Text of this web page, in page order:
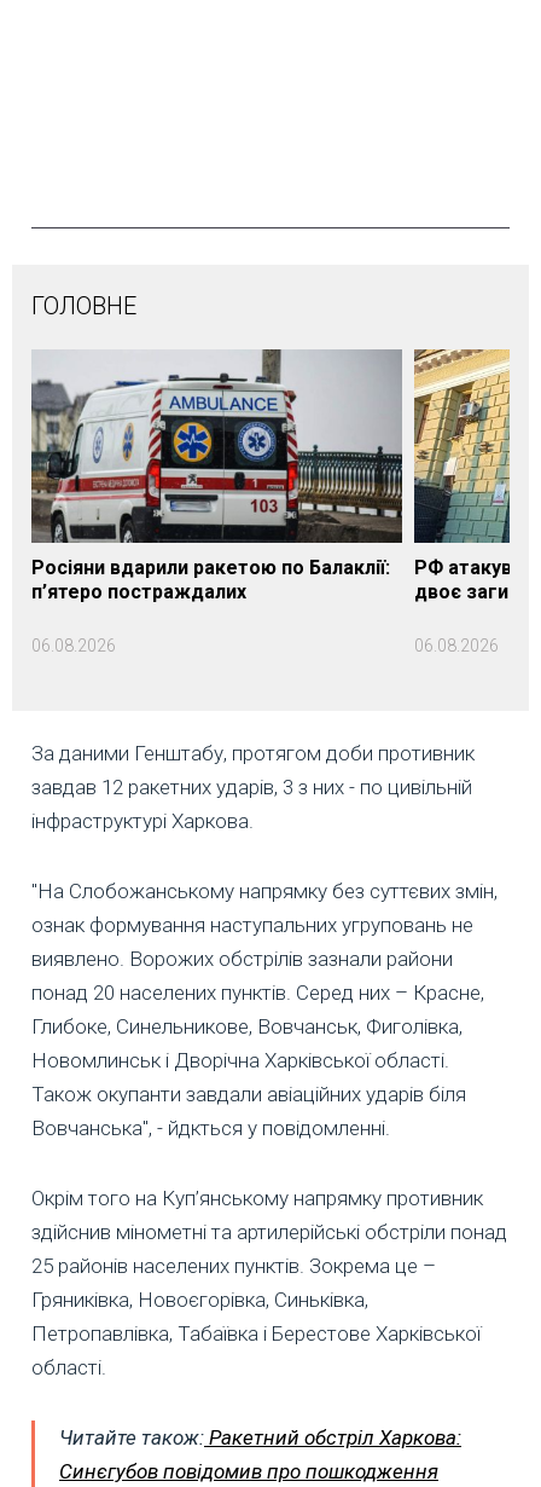
ГОЛОВНЕ
Росіяни вдарили ракетою по Балаклії:
п’ятеро постраждалих
06.08.2026
РФ
двоє
06.08.2026
За даними Генштабу, протягом доби противник
завдав 12 ракетних ударів, 3 з них - по цивільній
інфраструктурі Харкова.
"На Слобожанському напрямку без суттєвих змін,
ознак формування наступальних угруповань не
виявлено. Ворожих обстрілів зазнали райони
понад 20 населених пунктів. Серед них – Красне,
Глибоке, Синельникове, Вовчанськ, Фиголівка,
Новомлинськ і Дворічна Харківської області.
Також окупанти завдали авіаційних ударів біля
Вовчанська", - йдкться у повідомленні.
Окрім того на Куп’янському напрямку противник
здійснив мінометні та артилерійські обстріли понад
25 районів населених пунктів. Зокрема це –
Гряниківка, Новоєгорівка, Синьківка,
Петропавлівка, Табаївка і Берестове Харківської
області.
Читайте також: Ракетний обстріл Харкова:
Синєгубов повідомив про пошкодження